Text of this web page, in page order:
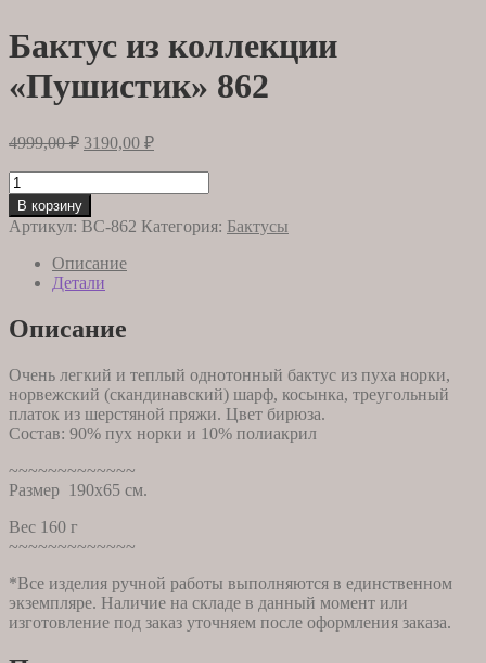
Бактус из коллекции
«Пушистик» 862
4999,00₽ Первоначальная
составляла
4999,00 ₽.
3190,00 ₽Текущая
Количество
товара
Бактус
из
коллекции
"Пушистик"
В корзину
Артикул: BC-862 Категория: Бактусы
Описание
Детали
Описание
Очень легкий и теплый однотонный бактус из пуха норки,
норвежский (скандинавский) шарф, косынка, треугольный
платок из шерстяной пряжи. Цвет бирюза.
Состав: 90% пух норки и 10% полиакрил
~~~~~~~~~~~~~
Размер 190х65 см.
Вес 160 г
~~~~~~~~~~~~~
*Все изделия ручной работы выполняются в единственном
экземпляре. Наличие на складе в данный момент или
изготовление под заказ уточняем после оформления заказа.